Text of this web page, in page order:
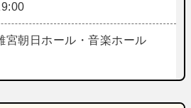
宮朝日ホール・音楽ホール